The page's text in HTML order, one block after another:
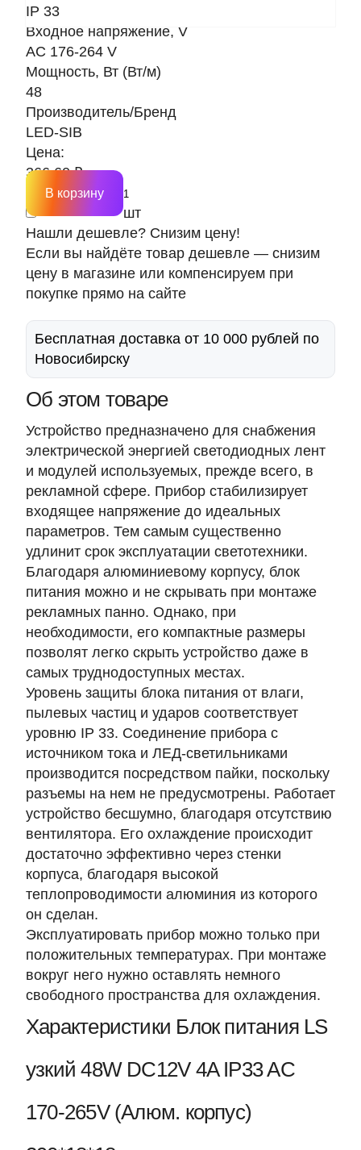
IP 33
Входное напряжение, V
AC 176-264 V
Мощность, Вт (Вт/м)
48
Производитель/Бренд
LED-SIB
Цена:
366.60 ₽
шт
В корзину
Нашли дешевле? Снизим цену!
Если вы найдёте товар дешевле — снизим
цену в магазине или компенсируем при
покупке прямо на сайте
Бесплатная доставка от 10 000 рублей по
Новосибирску
Об этом товаре
Устройство предназначено для снабжения
электрической энергией светодиодных лент
и модулей используемых, прежде всего, в
рекламной сфере. Прибор стабилизирует
входящее напряжение до идеальных
параметров. Тем самым существенно
удлинит срок эксплуатации светотехники.
Благодаря алюминиевому корпусу, блок
питания можно и не скрывать при монтаже
рекламных панно. Однако, при
необходимости, его компактные размеры
позволят легко скрыть устройство даже в
самых труднодоступных местах.
Уровень защиты блока питания от влаги,
пылевых частиц и ударов соответствует
уровню IP 33. Соединение прибора с
источником тока и ЛЕД-светильниками
производится посредством пайки, поскольку
разъемы на нем не предусмотрены. Работает
устройство бесшумно, благодаря отсутствию
вентилятора. Его охлаждение происходит
достаточно эффективно через стенки
корпуса, благодаря высокой
теплопроводимости алюминия из которого
он сделан.
Эксплуатировать прибор можно только при
положительных температурах. При монтаже
вокруг него нужно оставлять немного
свободного пространства для охлаждения.
Характеристики Блок питания LS
узкий 48W DC12V 4A IP33 AC
170-265V (Алюм. корпус)